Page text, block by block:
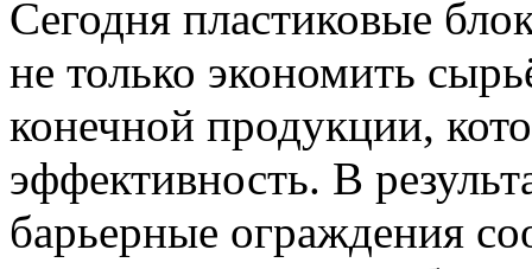
Сегодня пластиковые
не только экономить
конечной продукции,
эффективность. В
барьерные ограждения